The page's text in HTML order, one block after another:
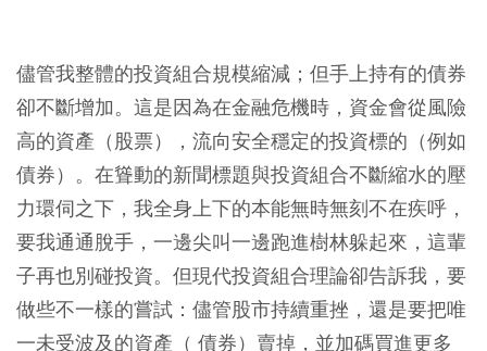
儘管我整體的投資組合規模縮減；但手上持有的債券
卻不斷增加。這是因為在金融危機時，資金會從風險
高的資產（股票），流向安全穩定的投資標的（例如
債券）。在聳動的新聞標題與投資組合不斷縮水的壓
力環伺之下，我全身上下的本能無時無刻不在疾呼，
要我通通脫手，一邊尖叫一邊跑進樹林躲起來，這輩
子再也別碰投資。但現代投資組合理論卻告訴我，要
做些不一樣的嘗試：儘管股市持續重挫，還是要把唯
一未受波及的資產（ 債券）賣掉，並加碼買進更多